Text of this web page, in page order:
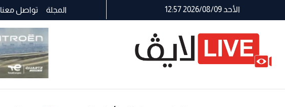
الأحد 2026/08/09 12:57 المجلة تواصل معنا